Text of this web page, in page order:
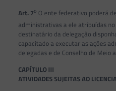
Art. 7o O ente federativo poderá
administrativas a ele atribuídas
destinatário da delegação
capacitado a executar as ações
delegadas e de Conselho de Meio
CAPÍTULO III
ATIVIDADES SUJEITAS AO